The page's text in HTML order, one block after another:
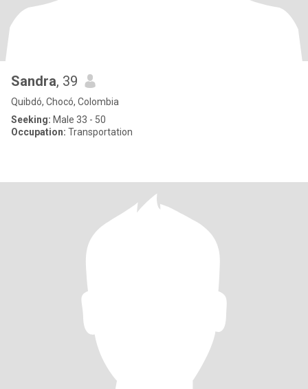
Sandra, 39
Quibdó, Chocó, Colombia
Seeking: Male 33 - 50
Occupation: Transportation